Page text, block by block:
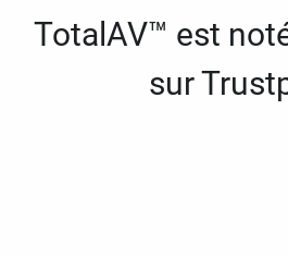
TotalAV™ est
sur